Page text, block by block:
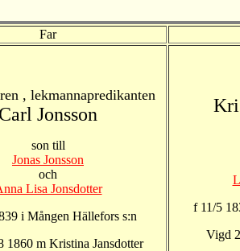
Far
, lekmannapredikanten
Carl Jonsson
son till
Jonas Jonsson
och
Lisa Jonsdotter
i Mången Hällefors s:n
1860 m Kristina Jansdotter
f 11/5
Vigd